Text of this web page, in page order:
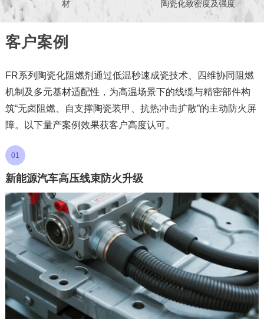
材
陶瓷化致密度及强度
客户案例
FR系列陶瓷化阻燃剂通过低温秒速成瓷技术、四维协同阻燃
机制及多元基材适配性，为高温场景下的线缆与精密部件构
筑“无卤阻燃、自支撑陶瓷装甲、抗热冲击扩散”的主动防火屏
障。以下量产案例效果获客户高度认可。
01
新能源汽车高压线束防火升级